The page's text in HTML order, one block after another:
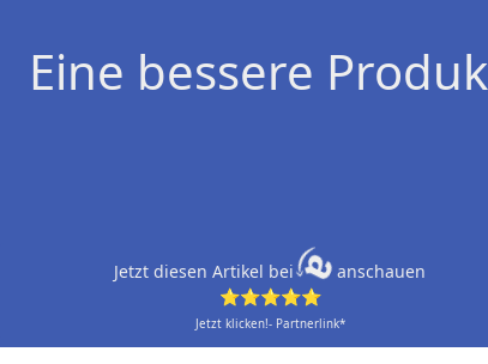
Eine bessere
Jetzt diesen Artikel bei
anschauen
⭐⭐⭐⭐⭐
Jetzt klicken!- Partnerlink*